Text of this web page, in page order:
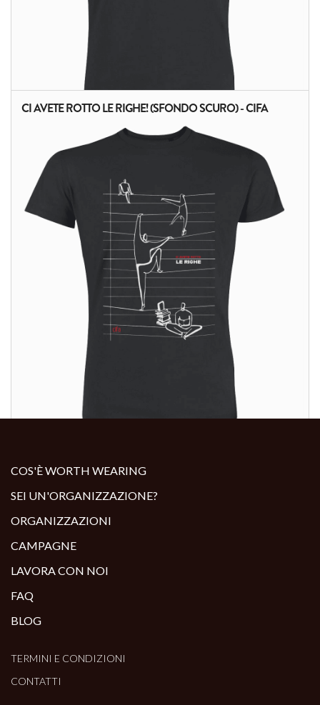
ALTRI PRODOTTI:
CI AVETE ROTTO LE RIGHE! (SFONDO SCURO) - CIFA
COS'È WORTH WEARING
SEI UN'ORGANIZZAZIONE?
ORGANIZZAZIONI
CAMPAGNE
LAVORA CON NOI
FAQ
BLOG
TERMINI E CONDIZIONI
CONTATTI